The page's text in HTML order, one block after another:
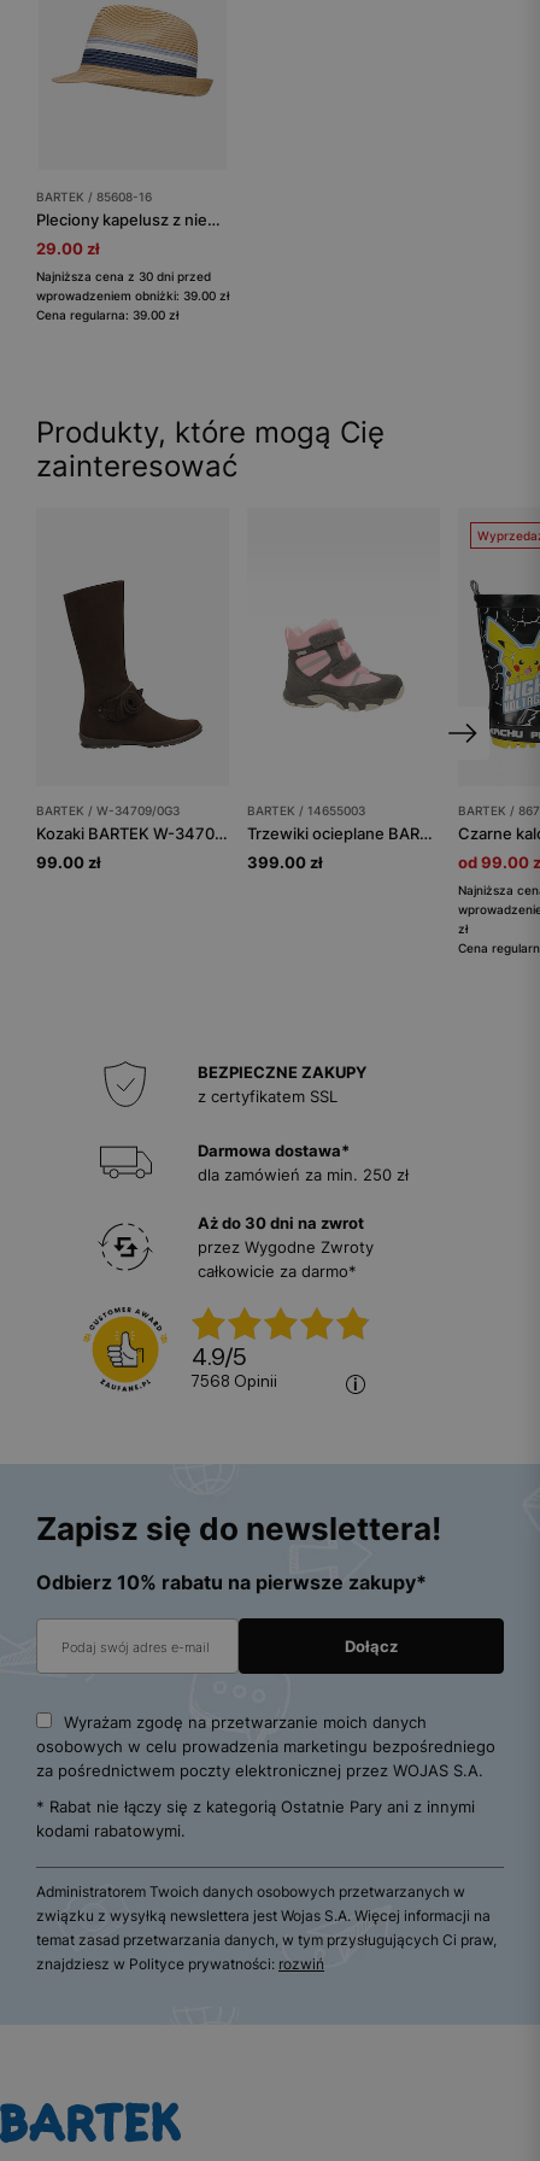
BARTEK / 85608-16
Pleciony kapelusz z niebiesko-białymi paskami BARTEK 85608-16
29.00 zł
Najniższa cena z 30 dni przed
wprowadzeniem obniżki: 39.00 zł
Cena regularna: 39.00 zł
Produkty, które mogą Cię
zainteresować
BARTEK / W-34709/0G3
Kozaki BARTEK W-34709/0G3, dla dziewcząt, brązowy
99.00 zł
BARTEK / 14655003
Trzewiki ocieplane BARTEK 14655003, dla dziewcząt, szaro-różowy
399.00 zł
BARTEK /
od 99.00
Najniższa
zł
Cena
BEZPIECZNE ZAKUPY
z certyfikatem SSL
Darmowa dostawa*
dla zamówień za min. 250 zł
Aż do 30 dni na zwrot
przez Wygodne Zwroty
całkowicie za darmo*
4.9/5
7568 opinii
Zapisz się do newslettera!
Odbierz 10% rabatu na pierwsze zakupy*
Wyrażam zgodę na przetwarzanie moich danych
osobowych w celu prowadzenia marketingu bezpośredniego
za pośrednictwem poczty elektronicznej przez WOJAS S.A.
* Rabat nie łączy się z kategorią Ostatnie Pary ani z innymi
kodami rabatowymi.
Administratorem Twoich danych osobowych przetwarzanych w
związku z wysyłką newslettera jest Wojas S.A. Więcej informacji na
temat zasad przetwarzania danych, w tym przysługujących Ci praw,
znajdziesz w Polityce prywatności: rozwiń